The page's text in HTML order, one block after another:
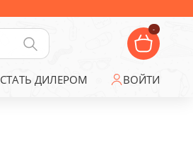
-
СТАТЬ ДИЛЕРОМ ВОЙТИ